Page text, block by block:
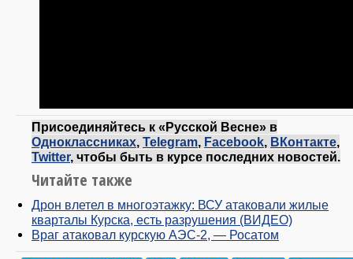
Присоединяйтесь к «Русской Весне» в
Одноклассниках, Telegram, Facebook, ВКонтакте,
Twitter, чтобы быть в курсе последних новостей.
Читайте также
Дрон влетел в многоэтажку: ВСУ атаковали жилые
кварталы Курска, есть разрушения (ВИДЕО)
Враг атаковал курскую АЭС-2, — Росатом